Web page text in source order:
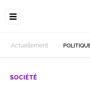
Actuellement
SOCIÉTÉ